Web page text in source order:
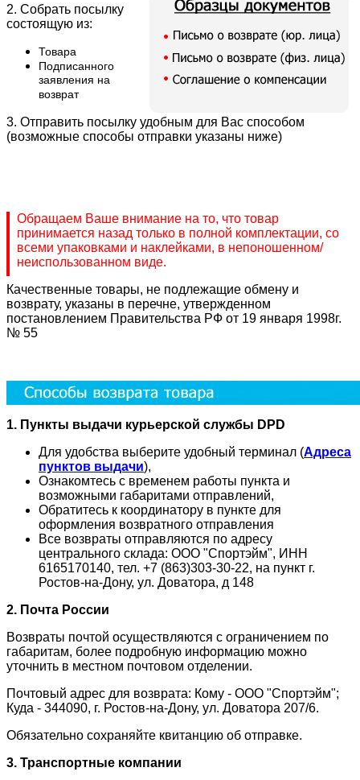
2. Собрать посылку
состоящую из:
Товара
Подписанного
заявления на
возврат
3. Отправить посылку удобным для Вас способом
(возможные способы отправки указаны ниже)
Обращаем Ваше внимание на то, что товар
принимается назад только в полной комплектации, со
всеми упаковками и наклейками, в непоношенном/
неиспользованном виде.
Качественные товары, не подлежащие обмену и
возврату, указаны в перечне, утвержденном
постановлением Правительства РФ от 19 января 1998г.
№ 55
1. Пункты выдачи курьерской службы DPD
Для удобства выберите удобный терминал (Адреса
пунктов выдачи),
Ознакомтесь с временем работы пункта и
возможными габаритами отправлений,
Обратитесь к координатору в пункте для
оформления возвратного отправления
Все возвраты отправляются по адресу
центрального склада: ООО "Спортэйм", ИНН
6165170140, тел. +7 (863)303-30-22, на пункт г.
Ростов-на-Дону, ул. Доватора, д 148
2. Почта России
Возвраты почтой осуществляются с ограничением по
габаритам, более подробную информацию можно
уточнить в местном почтовом отделении.
Почтовый адрес для возврата: Кому - ООО "Спортэйм";
Куда - 344090, г. Ростов-на-Дону, ул. Доватора 207/6.
Обязательно сохраняйте квитанцию об отправке.
3. Транспортные компании